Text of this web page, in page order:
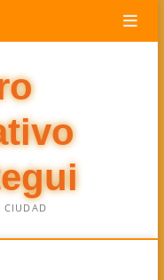
CIUDAD